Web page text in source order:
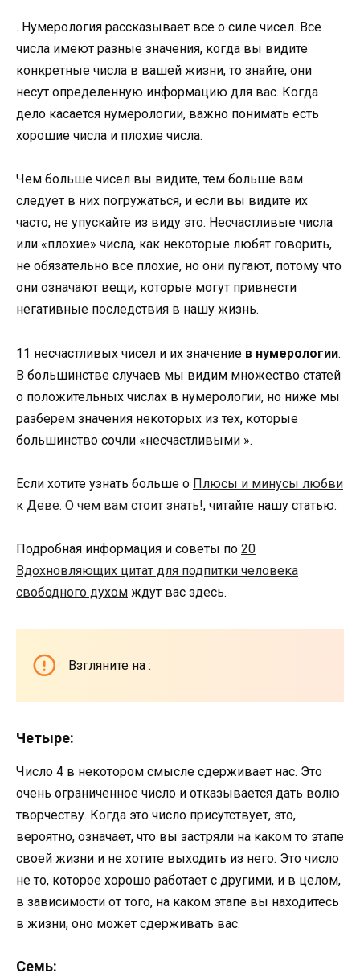
. Нумерология рассказывает все о силе чисел. Все
числа имеют разные значения, когда вы видите
конкретные числа в вашей жизни, то знайте, они
несут определенную информацию для вас. Когда
дело касается нумерологии, важно понимать есть
хорошие числа и плохие числа.
Чем больше чисел вы видите, тем больше вам
следует в них погружаться, и если вы видите их
часто, не упускайте из виду это. Несчастливые числа
или «плохие» числа, как некоторые любят говорить,
не обязательно все плохие, но они пугают, потому что
они означают вещи, которые могут привнести
негативные последствия в нашу жизнь.
11 несчастливых чисел и их значение в нумерологии.
В большинстве случаев мы видим множество статей
о положительных числах в нумерологии, но ниже мы
разберем значения некоторых из тех, которые
большинство сочли «несчастливыми ».
Если хотите узнать больше о Плюсы и минусы любви
к Деве. О чем вам стоит знать!, читайте нашу статью.
Подробная информация и советы по 20
Вдохновляющих цитат для подпитки человека
свободного духом ждут вас здесь.
Взгляните на :
Четыре:
Число 4 в некотором смысле сдерживает нас. Это
очень ограниченное число и отказывается дать волю
творчеству. Когда это число присутствует, это,
вероятно, означает, что вы застряли на каком то этапе
своей жизни и не хотите выходить из него. Это число
не то, которое хорошо работает с другими, и в целом,
в зависимости от того, на каком этапе вы находитесь
в жизни, оно может сдерживать вас.
Семь: